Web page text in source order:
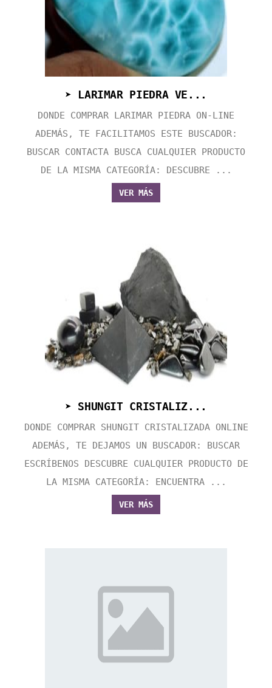
➤ LARIMAR PIEDRA VE...
DONDE COMPRAR LARIMAR PIEDRA ON-LINE
ADEMÁS, TE FACILITAMOS ESTE BUSCADOR:
BUSCAR CONTACTA BUSCA CUALQUIER PRODUCTO
DE LA MISMA CATEGORÍA: DESCUBRE ...
VER MÁS
➤ SHUNGIT CRISTALIZ...
DONDE COMPRAR SHUNGIT CRISTALIZADA ONLINE
ADEMÁS, TE DEJAMOS UN BUSCADOR: BUSCAR
ESCRÍBENOS DESCUBRE CUALQUIER PRODUCTO DE
LA MISMA CATEGORÍA: ENCUENTRA ...
VER MÁS